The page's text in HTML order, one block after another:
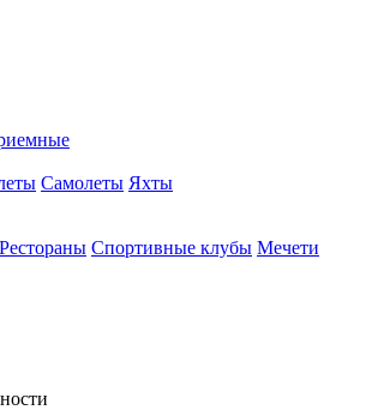
Самолеты Яхты
Рестораны Спортивные клубы Мечети